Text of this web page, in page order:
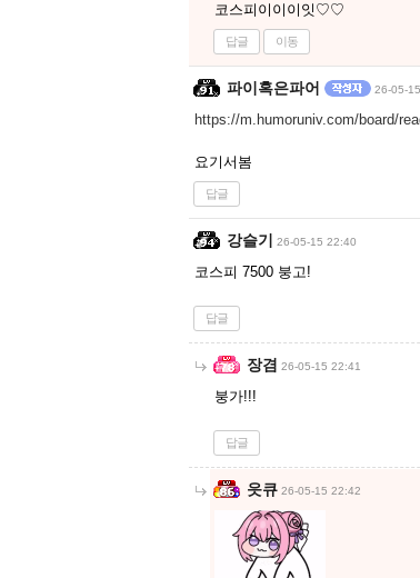
코스피이이이잇♡♡
답글 이동
파이혹은파어 26-05-
https://m.humoruniv.com/board/
요기서봄
답글
강슬기 26-05-15 22:40
코스피 7500 붕고!
답글
장겸 26-05-15 22:41
붕가!!!
답글
읏큐 26-05-15 22:42